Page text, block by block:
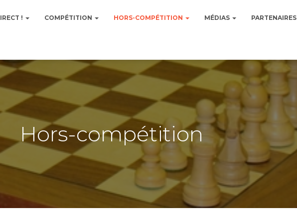
! COMPÉTITION HORS-COMPÉTITION MÉDIAS PARTENAIRES
Hors-compétition